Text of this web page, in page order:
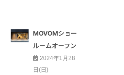
MOVOMショー
ルームオープン
2024年1月28
日(日)